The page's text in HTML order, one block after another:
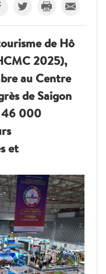
de Hô
2025),
au Centre
de Saigon
46 000
et